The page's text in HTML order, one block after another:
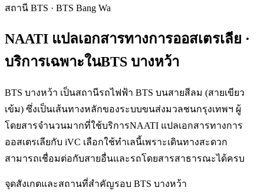
สถานี BTS · BTS Bang Wa
NAATI แปลเอกสารทางการออสเตรเลีย ·
บริการเฉพาะในBTS บางหว้า
BTS บางหว้า เป็นสถานีรถไฟฟ้า BTS บนสายสีลม (สายเขียว
เข้ม) ซึ่งเป็นเส้นทางหลักของระบบขนส่งมวลชนกรุงเทพฯ ผู้
โดยสารจำนวนมากที่ใช้บริการNAATI แปลเอกสารทางการ
ออสเตรเลียกับ iVC เลือกใช้ทำเลนี้เพราะเดินทางสะดวก
สามารถเชื่อมต่อกับสายอื่นและรถโดยสารสาธารณะได้ครบ
จุดสังเกตและสถานที่สำคัญรอบ BTS บางหว้า